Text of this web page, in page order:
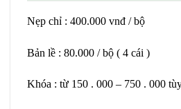
Nẹp chỉ : 400.000 vnđ / bộ
Bản lề : 80.000 / bộ ( 4 cái )
Khóa : từ 150 . 000 – 750 . 000